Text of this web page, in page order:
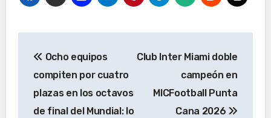
de
entradas
Ocho equipos
compiten por cuatro
plazas en los octavos
de final del Mundial: lo
Club Inter Miami doble
campeón en
MICFootball Punta
Cana 2026